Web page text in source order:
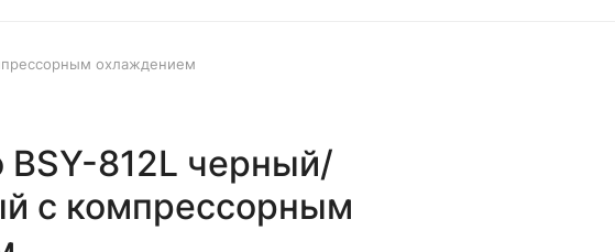
охлаждением
BSY-812L черный/
с компрессорным